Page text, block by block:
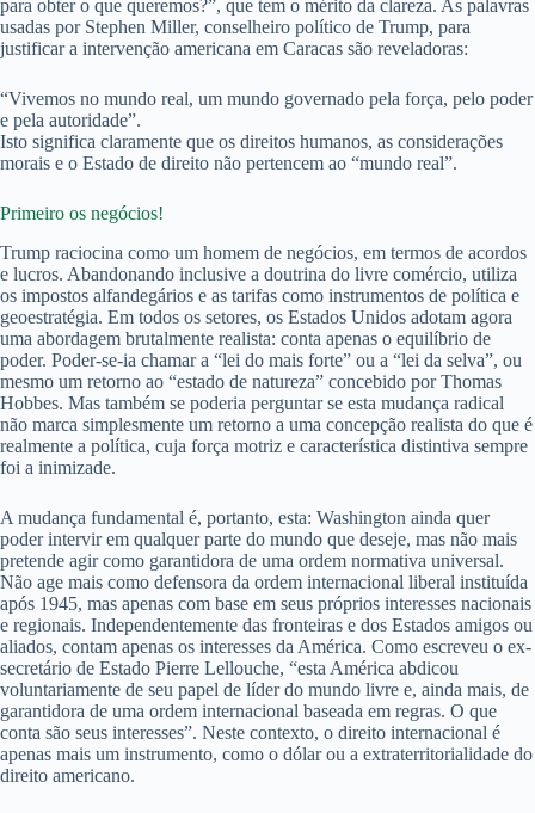
para obter o que queremos?”, que tem o mérito da clareza. As palavras
usadas por Stephen Miller, conselheiro político de Trump, para
justificar a intervenção americana em Caracas são reveladoras:
“Vivemos no mundo real, um mundo governado pela força, pelo poder
e pela autoridade”.
Isto significa claramente que os direitos humanos, as considerações
morais e o Estado de direito não pertencem ao “mundo real”.
Primeiro os negócios!
Trump raciocina como um homem de negócios, em termos de acordos
e lucros. Abandonando inclusive a doutrina do livre comércio, utiliza
os impostos alfandegários e as tarifas como instrumentos de política e
geoestratégia. Em todos os setores, os Estados Unidos adotam agora
uma abordagem brutalmente realista: conta apenas o equilíbrio de
poder. Poder-se-ia chamar a “lei do mais forte” ou a “lei da selva”, ou
mesmo um retorno ao “estado de natureza” concebido por Thomas
Hobbes. Mas também se poderia perguntar se esta mudança radical
não marca simplesmente um retorno a uma concepção realista do que é
realmente a política, cuja força motriz e característica distintiva sempre
foi a inimizade.
A mudança fundamental é, portanto, esta: Washington ainda quer
poder intervir em qualquer parte do mundo que deseje, mas não mais
pretende agir como garantidora de uma ordem normativa universal.
Não age mais como defensora da ordem internacional liberal instituída
após 1945, mas apenas com base em seus próprios interesses nacionais
e regionais. Independentemente das fronteiras e dos Estados amigos ou
aliados, contam apenas os interesses da América. Como escreveu o ex-
secretário de Estado Pierre Lellouche, “esta América abdicou
voluntariamente de seu papel de líder do mundo livre e, ainda mais, de
garantidora de uma ordem internacional baseada em regras. O que
conta são seus interesses”. Neste contexto, o direito internacional é
apenas mais um instrumento, como o dólar ou a extraterritorialidade do
direito americano.